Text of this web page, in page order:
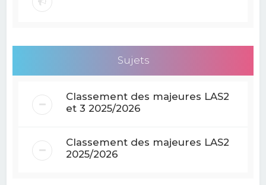
Sujets
Classement des majeures LAS2
et 3 2025/2026
Classement des majeures LAS2
2025/2026